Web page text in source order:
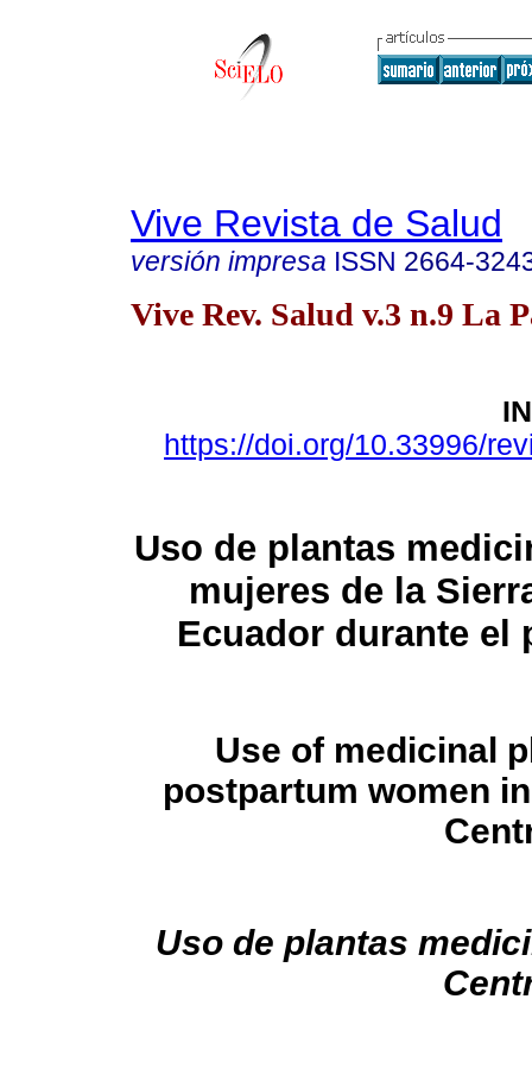
Vive Revista de Salud
versión impresa ISSN 2664-
Vive Rev. Salud v.3 n.9 La
https://doi.org/10.33996/
Uso de plantas
mujeres de la
Ecuador durante el
Use of medicinal
postpartum women
Uso de plantas